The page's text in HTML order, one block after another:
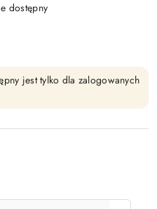
dostępny
jest tylko dla zalogowanych